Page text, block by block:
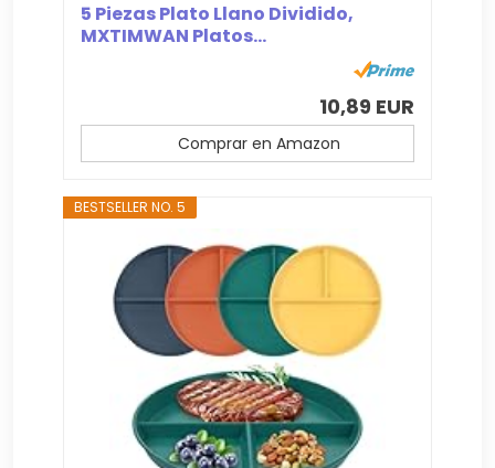
5 Piezas Plato Llano Dividido,
MXTIMWAN Platos...
10,89 EUR
Comprar en Amazon
BESTSELLER NO. 5